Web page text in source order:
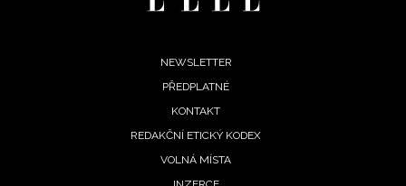
NEWSLETTER
PŘEDPLATNÉ
KONTAKT
REDAKČNÍ ETICKÝ KODEX
VOLNÁ MÍSTA